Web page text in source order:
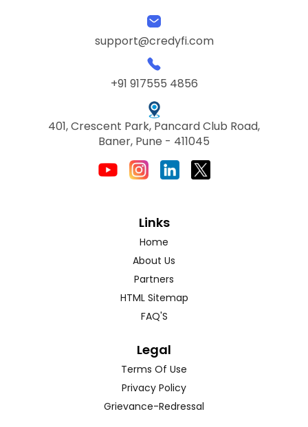
support@credyfi.com
+91 917555 4856
401, Crescent Park, Pancard Club Road,
Baner, Pune - 411045
Links
Home
About Us
Partners
HTML Sitemap
FAQ'S
Legal
Terms Of Use
Privacy Policy
Grievance-Redressal